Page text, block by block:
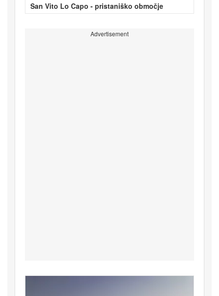
San Vito Lo Capo - pristaniško območje
Advertisement